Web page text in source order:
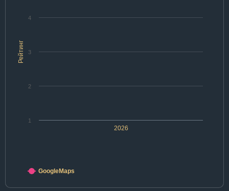
Рейтинг
2026
1
2
3
4
GoogleMaps